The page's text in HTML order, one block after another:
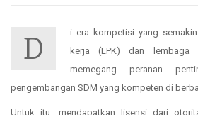
D
i era kompetisi yang
kerja (LPK) dan lembaga
memegang peranan
pengembangan SDM yang kompeten di
Untuk itu, mendapatkan lisensi dari